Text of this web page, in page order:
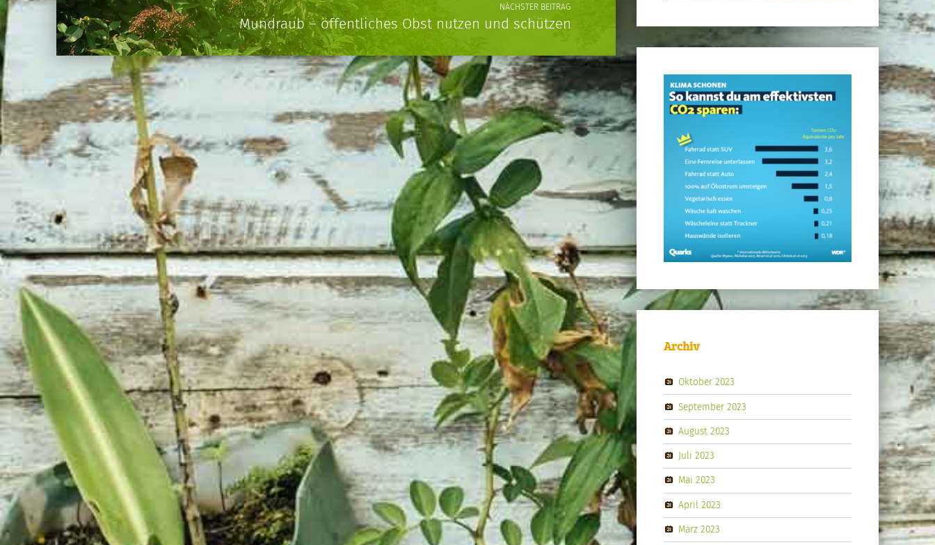
NÄCHSTER BEITRAG
Mundraub – öffentliches Obst nutzen und schützen
Archiv
Oktober 2023
September 2023
August 2023
Juli 2023
Mai 2023
April 2023
März 2023